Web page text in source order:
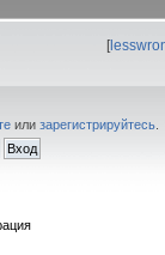
[
или зарегистрируйтесь